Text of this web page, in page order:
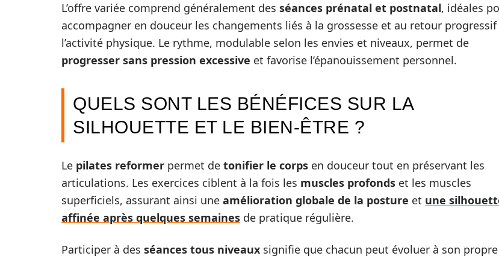
L’offre variée comprend généralement des séances prénatal et postnatal, idéales
accompagner en douceur les changements liés à la grossesse et au retour progressif
l’activité physique. Le rythme, modulable selon les envies et niveaux, permet de
progresser sans pression excessive et favorise l’épanouissement personnel.
QUELS SONT LES BÉNÉFICES SUR LA
SILHOUETTE ET LE BIEN-ÊTRE ?
Le pilates reformer permet de tonifier le corps en douceur tout en préservant les
articulations. Les exercices ciblent à la fois les muscles profonds et les muscles
superficiels, assurant ainsi une amélioration globale de la posture et une
affinée après quelques semaines de pratique régulière.
Participer à des séances tous niveaux signifie que chacun peut évoluer à son propre